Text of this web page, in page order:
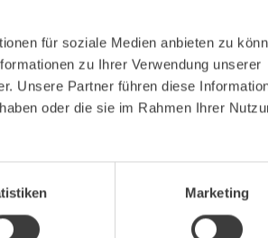
für soziale Medien anbieten zu
zu Ihrer Verwendung unserer
Unsere Partner führen diese
oder die sie im Rahmen Ihrer
Marketing